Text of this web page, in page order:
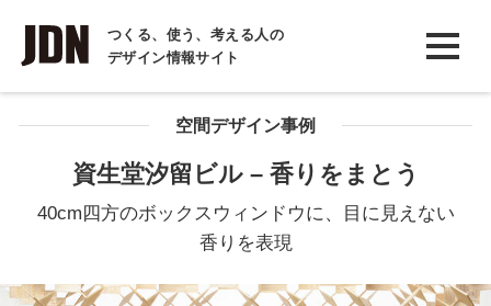
つくる、使う、考える人の
デザイン情報サイト
INTERVIEW
インタビュー
REPORT
COLUMN
空間デザイン事例
資生堂汐留ビル – 香りをまとう
40cm四方のボックスウィンドウに、目に見えない
香りを表現